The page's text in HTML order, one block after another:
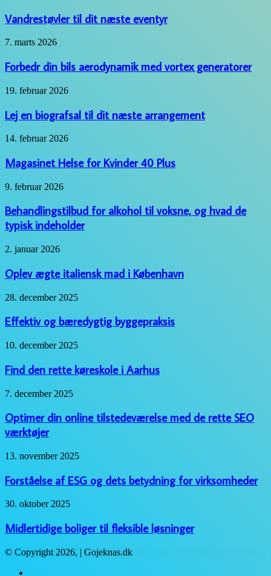
dit
næste
eventyr
Vandrestøvler til dit næste eventyr
Forbedr
bils
aerodynamik
med
vortex
7. marts 2026
Forbedr din bils aerodynamik med vortex generatorer
Lej
biografsal
til
dit
næste
19. februar 2026
Lej en biografsal til dit næste arrangement
Magasinet
for
Kvinder
40
Plus
14. februar 2026
Magasinet Helse for Kvinder 40 Plus
Behandlingstilbud
alkohol
til
voksne,
hvad
typisk
9. februar 2026
Behandlingstilbud for alkohol til voksne, og hvad de
typisk indeholder
Oplev
italiensk
mad
i
København
2. januar 2026
Oplev ægte italiensk mad i København
Effektiv
bæredygtig
byggepraksis
28. december 2025
Effektiv og bæredygtig byggepraksis
Find
rette
køreskole
i
Aarhus
10. december 2025
Find den rette køreskole i Aarhus
Optimer
online
tilstedeværelse
med
rette
værktøjer
7. december 2025
Optimer din online tilstedeværelse med de rette SEO
værktøjer
Forståelse
ESG
og
dets
betydning
virksomheder
13. november 2025
Forståelse af ESG og dets betydning for virksomheder
Midlertidige
til
fleksible
løsninger
30. oktober 2025
Midlertidige boliger til fleksible løsninger
© Copyright 2026, | Gojeknas.dk
Close